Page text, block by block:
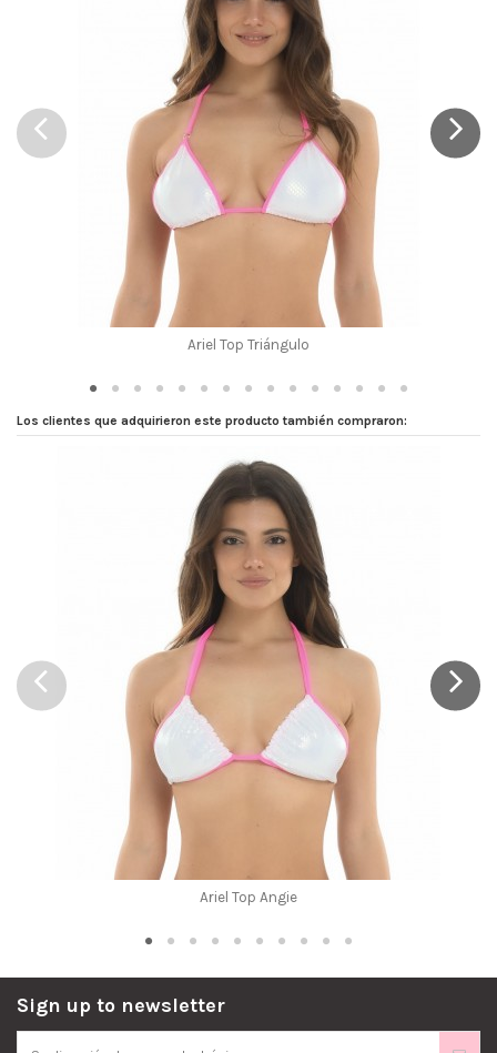
Marca
Ariel Top Triángulo
Los clientes que adquirieron este producto también compraron:
Ariel Top Angie
Sign up to newsletter